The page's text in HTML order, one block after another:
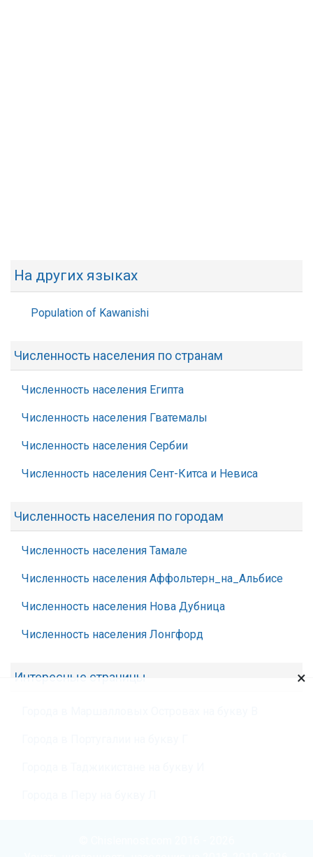
На других языках
Population of Kawanishi
Численность населения по странам
Численность населения Египта
Численность населения Гватемалы
Численность населения Сербии
Численность населения Сент-Китса и Невиса
Численность населения по городам
Численность населения Тамале
Численность населения Аффольтерн_на_Альбисе
Численность населения Нова Дубница
Численность населения Лонгфорд
Интересные страницы ×